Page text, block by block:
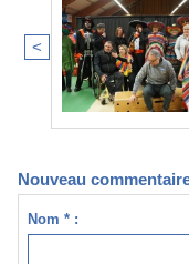
<
Nouveau
Nom * :